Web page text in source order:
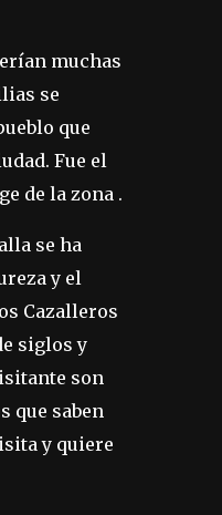
muchas
se
que
Fue el
de la zona .
se ha
y el
Cazalleros
siglos y
son
que saben
y quiere